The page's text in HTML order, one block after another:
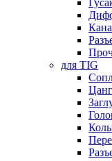
для TIG